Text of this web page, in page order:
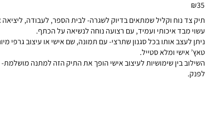
₪35
תיק צד נוח וקליל שמתאים בדיוק לשגרה- לבית הספר, לעבודה, ליציאה
עשוי מבד איכותי ועמיד, עם רצועה נוחה לנשיאה על הכתף.
ניתן לעצב אותו בכל סגנון שתרצי- עם תמונה, שם אישי או עיצוב גרפי
טאץ’ אישי ומלא סטייל.
השילוב בין שימושיות לעיצוב אישי הופך את התיק הזה למתנה
לפנק.